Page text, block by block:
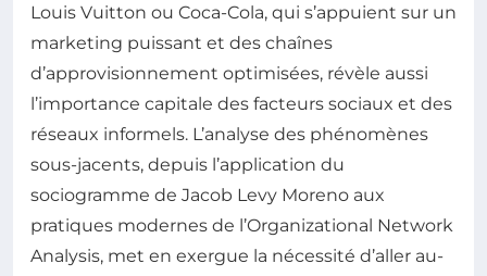
Louis Vuitton ou Coca-Cola, qui s’appuient sur un
marketing puissant et des chaînes
d’approvisionnement optimisées, révèle aussi
l’importance capitale des facteurs sociaux et des
réseaux informels. L’analyse des phénomènes
sous-jacents, depuis l’application du
sociogramme de Jacob Levy Moreno aux
pratiques modernes de l’Organizational Network
Analysis, met en exergue la nécessité d’aller au-